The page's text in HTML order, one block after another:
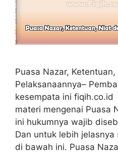
Puasa Nazar,
Pelaksanaannya–
kesempata ini fiqih.co.id
materi mengenai Puasa
ini hukumnya wajib
Dan untuk lebih jelasnya
di bawah ini. Puasa